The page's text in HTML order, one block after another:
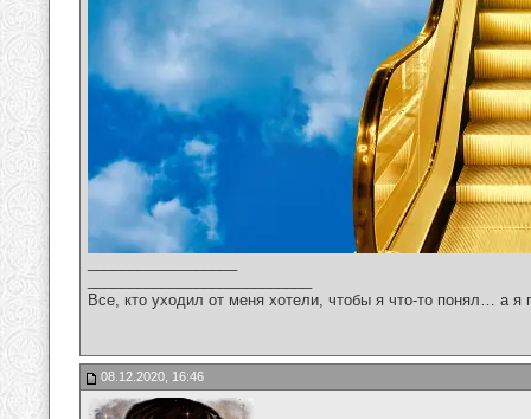
Все, кто уходил от меня хотели, чтобы я что-то понял… а
08.12.2020, 16:46